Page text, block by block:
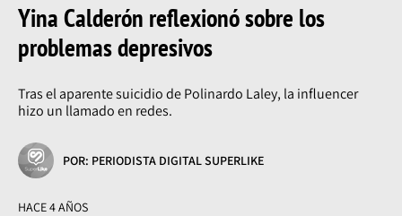
Yina Calderón reflexionó sobre los
problemas depresivos
Tras el aparente suicidio de Polinardo Laley, la influencer
hizo un llamado en redes.
POR: PERIODISTA DIGITAL SUPERLIKE
HACE 4 AÑOS